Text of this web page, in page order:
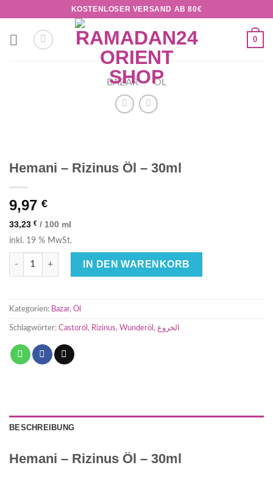
springen
KOSTENLOSER VERSAND AB 80€
0
BAZAR / ÖL
Hemani – Rizinus Öl – 30ml
9,97 €
33,23 € / 100 ml
inkl. 19 % MwSt.
Hemani - Rizinus Öl - 30ml Menge
IN DEN WARENKORB
Kategorien: Bazar, Öl
Schlagwörter: Castoröl , Rizinus, Wunderöl , الخروع
BESCHREIBUNG
Hemani – Rizinus Öl – 30ml